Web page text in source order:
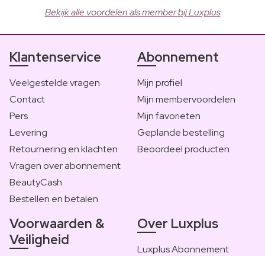
Bekijk alle voordelen als member bij Luxplus
Klantenservice
Veelgestelde vragen
Contact
Pers
Levering
Retournering en klachten
Vragen over abonnement
BeautyCash
Bestellen en betalen
Abonnement
Mijn profiel
Mijn membervoordelen
Mijn favorieten
Geplande bestelling
Beoordeel producten
Voorwaarden &
Veiligheid
Over Luxplus
Luxplus Abonnement